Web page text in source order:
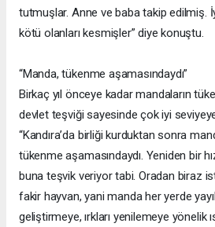
tutmuşlar. Anne ve baba takip edilmiş.
kötü olanları kesmişler” diye konuştu.
“Manda, tükenme aşamasındaydı”
Birkaç yıl önceye kadar mandaların
devlet teşviği sayesinde çok iyi
“Kandıra’da birliği kurduktan sonra
tükenme aşamasındaydı. Yeniden bir
buna teşvik veriyor tabi. Oradan biraz
fakir hayvan, yani manda her yerde
geliştirmeye, ırkları yenilemeye yönelik